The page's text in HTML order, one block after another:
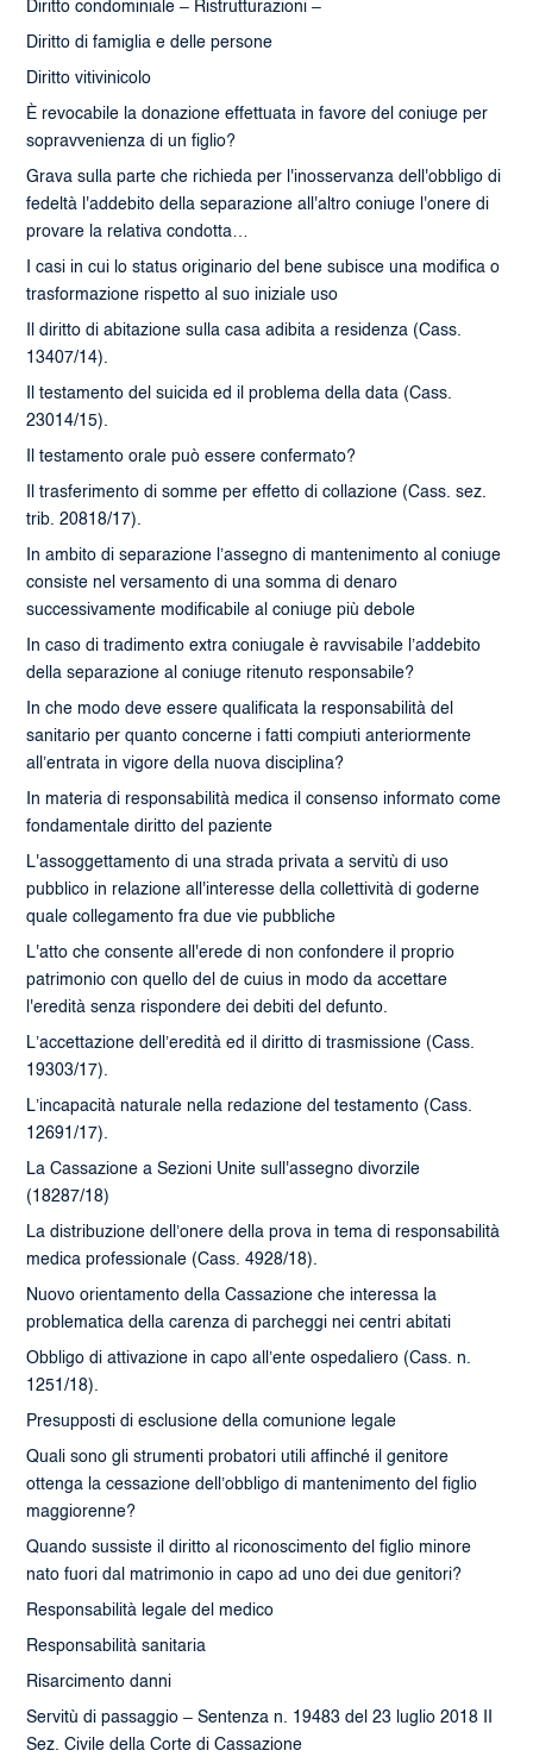
Diritto condominiale – Ristrutturazioni –
Diritto di famiglia e delle persone
Diritto vitivinicolo
È revocabile la donazione effettuata in favore del coniuge per
sopravvenienza di un figlio?
Grava sulla parte che richieda per l'inosservanza dell'obbligo di
fedeltà l'addebito della separazione all'altro coniuge l'onere di
provare la relativa condotta…
I casi in cui lo status originario del bene subisce una modifica o
trasformazione rispetto al suo iniziale uso
Il diritto di abitazione sulla casa adibita a residenza (Cass.
13407/14).
Il testamento del suicida ed il problema della data (Cass.
23014/15).
Il testamento orale può essere confermato?
Il trasferimento di somme per effetto di collazione (Cass. sez.
trib. 20818/17).
In ambito di separazione l’assegno di mantenimento al coniuge
consiste nel versamento di una somma di denaro
successivamente modificabile al coniuge più debole
In caso di tradimento extra coniugale è ravvisabile l’addebito
della separazione al coniuge ritenuto responsabile?
In che modo deve essere qualificata la responsabilità del
sanitario per quanto concerne i fatti compiuti anteriormente
all’entrata in vigore della nuova disciplina?
In materia di responsabilità medica il consenso informato come
fondamentale diritto del paziente
L'assoggettamento di una strada privata a servitù di uso
pubblico in relazione all'interesse della collettività di goderne
quale collegamento fra due vie pubbliche
L'atto che consente all'erede di non confondere il proprio
patrimonio con quello del de cuius in modo da accettare
l'eredità senza rispondere dei debiti del defunto.
L’accettazione dell’eredità ed il diritto di trasmissione (Cass.
19303/17).
L’incapacità naturale nella redazione del testamento (Cass.
12691/17).
La Cassazione a Sezioni Unite sull'assegno divorzile
(18287/18)
La distribuzione dell’onere della prova in tema di responsabilità
medica professionale (Cass. 4928/18).
Nuovo orientamento della Cassazione che interessa la
problematica della carenza di parcheggi nei centri abitati
Obbligo di attivazione in capo all’ente ospedaliero (Cass. n.
1251/18).
Presupposti di esclusione della comunione legale
Quali sono gli strumenti probatori utili affinché il genitore
ottenga la cessazione dell’obbligo di mantenimento del figlio
maggiorenne?
Quando sussiste il diritto al riconoscimento del figlio minore
nato fuori dal matrimonio in capo ad uno dei due genitori?
Responsabilità legale del medico
Responsabilità sanitaria
Risarcimento danni
Servitù di passaggio – Sentenza n. 19483 del 23 luglio 2018 II
Sez. Civile della Corte di Cassazione